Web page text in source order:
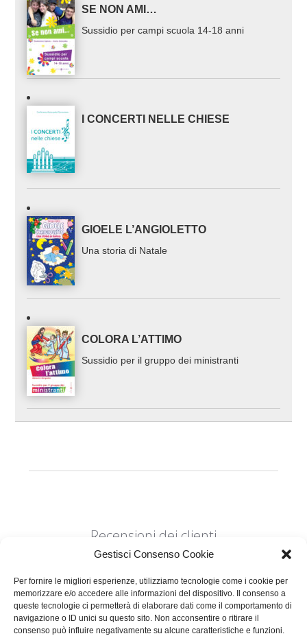
Gestisci Consenso Cookie
Per fornire le migliori esperienze, utilizziamo tecnologie come i cookie per
memorizzare e/o accedere alle informazioni del dispositivo. Il consenso a
queste tecnologie ci permetterà di elaborare dati come il comportamento di
navigazione o ID unici su questo sito. Non acconsentire o ritirare il
consenso può influire negativamente su alcune caratteristiche e funzioni.
SE NON AMI…
Sussidio per campi scuola 14-18 anni
I CONCERTI NELLE CHIESE
GIOELE L’ANGIOLETTO
Una storia di Natale
COLORA L’ATTIMO
Sussidio per il gruppo dei ministranti
Recensioni dei clienti